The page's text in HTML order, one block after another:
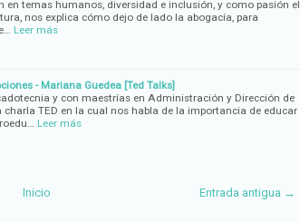
en temas humanos, diversidad e inclusión, y como pasión el
nos explica cómo dejo de lado la abogacía, para
Leer más
- Mariana Guedea [Ted Talks]
y con maestrías en Administración y Dirección de
charla TED en la cual nos habla de la importancia de educar
Leer más
Entrada antigua →
Inicio